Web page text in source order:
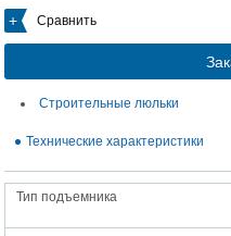
Сравнить
Строительные люльки
Технические характеристики
Тип подъемника